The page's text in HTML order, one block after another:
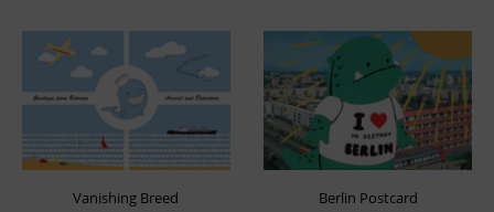
Vanishing Breed Berlin Postcard